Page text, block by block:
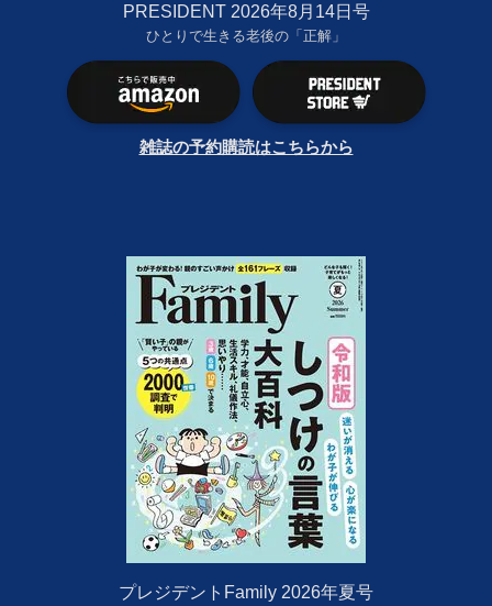
PRESIDENT 2026年8月14日号
ひとりで生きる老後の「正解」
雑誌の予約購読はこちらから
プレジデントFamily 2026年夏号